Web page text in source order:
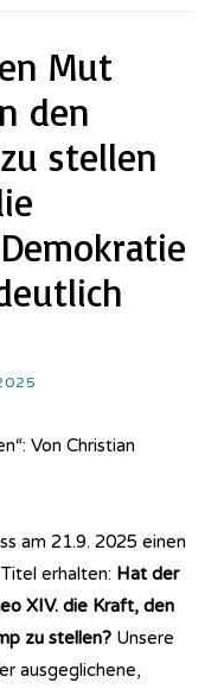
Mut
den
stellen
Von Christian
am 21.9. 2025 einen
erhalten: Hat der
XIV. die Kraft, den
zu stellen? Unsere
ausgeglichene,